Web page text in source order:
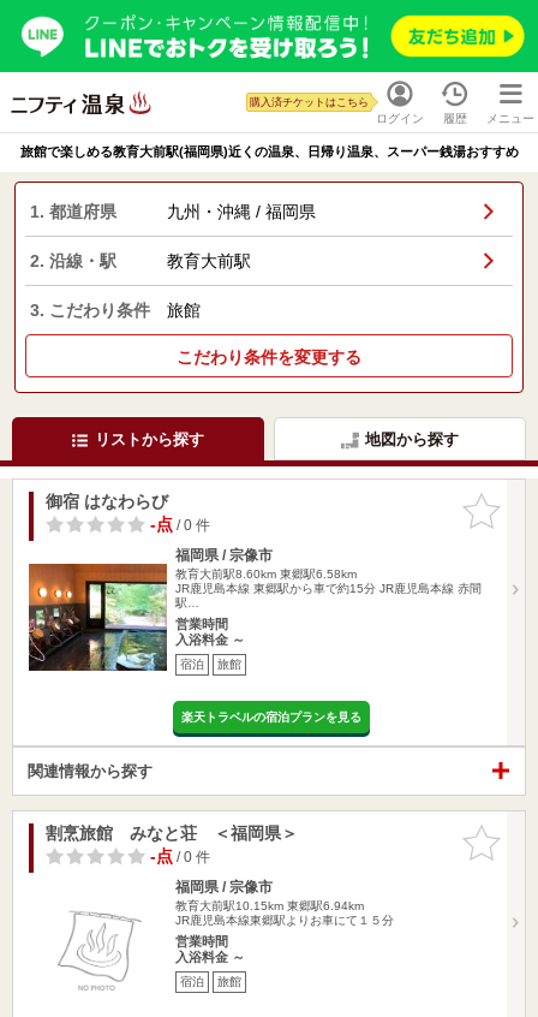
ログイン
購入済チケットはこちら
履歴 メニュー
旅館で楽しめる教育大前駅(福岡県)近くの温泉、日帰り温泉、スーパー銭湯おすすめ
1. 都道府県 九州・沖縄 / 福岡県
2. 沿線・駅 教育大前駅
3. こだわり条件 旅館
こだわり条件を変更する
リストから探す 地図から探す
お気に入
りに追加
御宿 はなわらび
-点/ 0 件
福岡県 / 宗像市
教育大前駅8.60km 東郷駅6.58km
JR鹿児島本線 東郷駅から車で約15分 JR鹿児島本線 赤間
駅…
営業時間
入浴料金 ～
宿泊 旅館
楽天トラベルの宿泊プランを見る
関連情報から探す
お気に入
りに追加
割烹旅館 みなと荘 ＜福岡県＞
-点/ 0 件
福岡県 / 宗像市
教育大前駅10.15km 東郷駅6.94km
JR鹿児島本線東郷駅よりお車にて１５分
営業時間
入浴料金 ～
宿泊 旅館